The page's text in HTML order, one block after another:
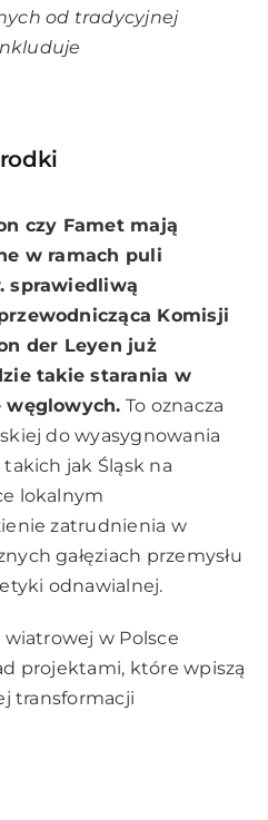
od tradycyjnej
czy Famet mają
w ramach puli
sprawiedliwą
Komisji
der Leyen już
takie starania w
węglowych. To oznacza
do wyasygnowania
jak Śląsk na
lokalnym
zatrudnienia w
gałęziach przemysłu
odnawialnej.
w Polsce
projektami, które wpiszą
transformacji